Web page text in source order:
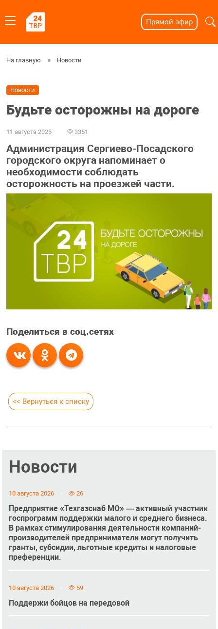
Прямой эфир
На главную Новости
Новости
Будьте осторожны на дороге
11 августа 2025 3351
Администрация Сергиево-Посадского
городского округа напоминает о
необходимости соблюдать
осторожность на проезжей части.
Поделиться в соц.сетях
<< Вернуться к списку
Новости
10 августа 2026 26
Предприятие «Техгазснаб МО» — активный участник
госпрограмм поддержки малого и среднего бизнеса.
В рамках стимулирования деятельности компаний-
производителей предприниматели могут получить
гранты, субсидии, льготные кредиты и налоговые
преференции.
10 августа 2026 59
Поддержи бойцов на передовой